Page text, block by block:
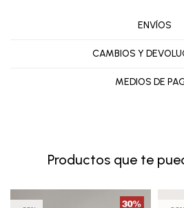
ENVÍOS
CAMBIOS Y
MEDIOS DE
Productos que te